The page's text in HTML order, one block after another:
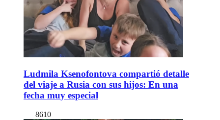
Ludmila Ksenofontova compartió detalle
del viaje a Rusia con sus hijos: En una
fecha muy especial
8610